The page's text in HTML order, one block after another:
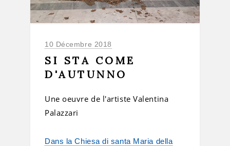
10 Décembre 2018
SI STA COME
D'AUTUNNO
Une oeuvre de l'artiste Valentina
Palazzari
Dans la Chiesa di santa Maria della